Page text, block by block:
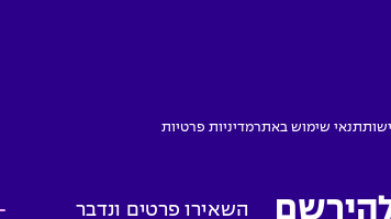
השאירו פרטים ונדבר
תנאי שימוש באתרמדיניות פרטיות